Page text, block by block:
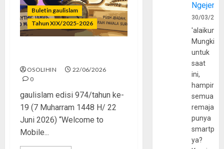
Buletin gaulislam
Tahun XIX/2025-2026
OSOLIHIN
22/06/2026
0
gaulislam edisi 974/tahun ke-
19 (7 Muharram 1448 H/ 22
Juni 2026) “Welcome to
Mobile...
30/03/
Mungkin
untuk
saat
ini,
hampir
semua
remaja
punya
ya?